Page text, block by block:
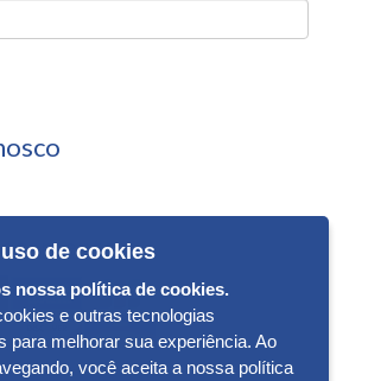
de cookies
nossa política de cookies.
e outras tecnologias
para melhorar sua experiência. Ao
você aceita a nossa política